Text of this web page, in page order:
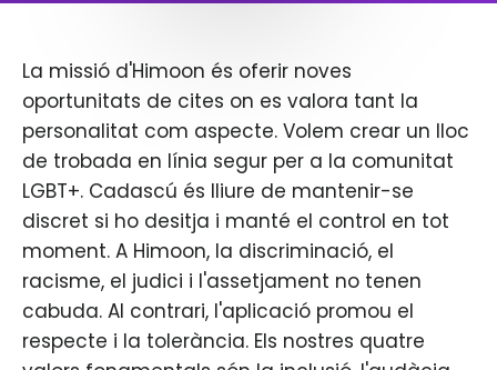
La missió d'Himoon és oferir noves
oportunitats de cites on es valora tant la
personalitat com aspecte. Volem crear un lloc
de trobada en línia segur per a la comunitat
LGBT+. Cadascú és lliure de mantenir-se
discret si ho desitja i manté el control en tot
moment. A Himoon, la discriminació, el
racisme, el judici i l'assetjament no tenen
cabuda. Al contrari, l'aplicació promou el
respecte i la tolerància. Els nostres quatre